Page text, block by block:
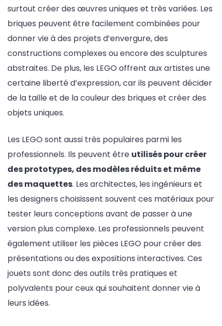
surtout créer des œuvres uniques et très variées. Les
briques peuvent être facilement combinées pour
donner vie à des projets d’envergure, des
constructions complexes ou encore des sculptures
abstraites. De plus, les LEGO offrent aux artistes une
certaine liberté d’expression, car ils peuvent décider
de la taille et de la couleur des briques et créer des
objets uniques.
Les LEGO sont aussi très populaires parmi les
professionnels. Ils peuvent être utilisés pour créer
des prototypes, des modèles réduits et même
des maquettes. Les architectes, les ingénieurs et
les designers choisissent souvent ces matériaux pour
tester leurs conceptions avant de passer à une
version plus complexe. Les professionnels peuvent
également utiliser les pièces LEGO pour créer des
présentations ou des expositions interactives. Ces
jouets sont donc des outils très pratiques et
polyvalents pour ceux qui souhaitent donner vie à
leurs idées.